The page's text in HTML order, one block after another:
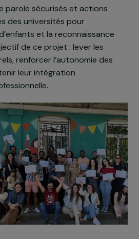
des diplômes.
a lancé en 2024 le
Elle », un dispositif dédié aux
accompagnement
collectifs (en mixité et en non-
parole sécurisés et actions
des universités pour
d’enfants et la reconnaissance
de ce projet : lever les
renforcer l’autonomie des
leur intégration